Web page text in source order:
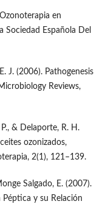
en
Sociedad Española Del
J. (2006). Pathogenesis
Reviews,
& Delaporte, R. H.
ozonizados,
2(1), 121–139.
Salgado, E. (2007).
y su Relación